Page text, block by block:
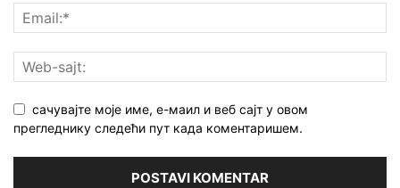
сачувајте моје име, е-маил и веб сајт у овом
прегледнику следећи пут када коментаришем.